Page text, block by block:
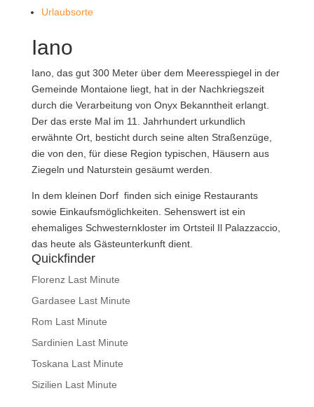
Urlaubsorte
Iano
Iano, das gut 300 Meter über dem Meeresspiegel in der
Gemeinde Montaione liegt, hat in der Nachkriegszeit
durch die Verarbeitung von Onyx Bekanntheit erlangt.
Der das erste Mal im 11. Jahrhundert urkundlich
erwähnte Ort, besticht durch seine alten Straßenzüge,
die von den, für diese Region typischen, Häusern aus
Ziegeln und Naturstein gesäumt werden.
In dem kleinen Dorf finden sich einige Restaurants
sowie Einkaufsmöglichkeiten. Sehenswert ist ein
ehemaliges Schwesternkloster im Ortsteil Il Palazzaccio,
das heute als Gästeunterkunft dient.
Quickfinder
Florenz Last Minute
Gardasee Last Minute
Rom Last Minute
Sardinien Last Minute
Toskana Last Minute
Sizilien Last Minute